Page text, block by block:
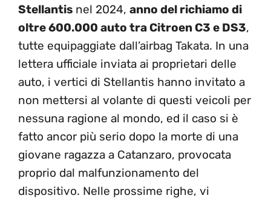
Stellantis nel 2024, anno del richiamo di
oltre 600.000 auto tra Citroen C3 e DS3,
tutte equipaggiate dall’airbag Takata. In una
lettera ufficiale inviata ai proprietari delle
auto, i vertici di Stellantis hanno invitato a
non mettersi al volante di questi veicoli per
nessuna ragione al mondo, ed il caso si è
fatto ancor più serio dopo la morte di una
giovane ragazza a Catanzaro, provocata
proprio dal malfunzionamento del
dispositivo. Nelle prossime righe, vi